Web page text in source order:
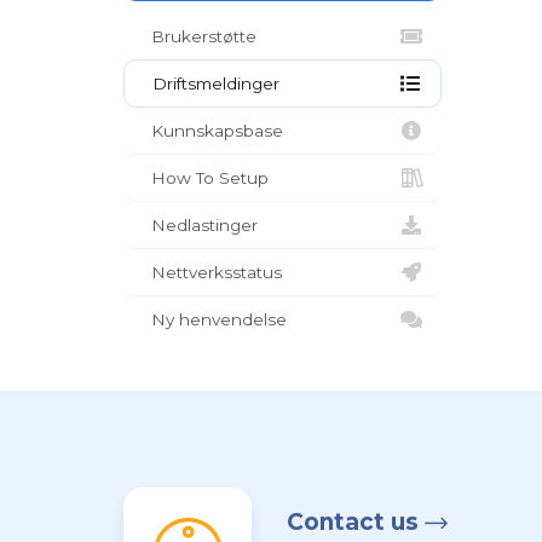
Brukerstøtte
Driftsmeldinger
Kunnskapsbase
How To Setup
Nedlastinger
Nettverksstatus
Ny henvendelse
Contact us